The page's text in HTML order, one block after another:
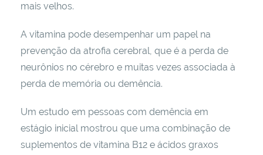
mais velhos.
A vitamina pode desempenhar um papel na
prevenção da atrofia cerebral, que é a perda de
neurônios no cérebro e muitas vezes associada à
perda de memória ou demência.
Um estudo em pessoas com demência em
estágio inicial mostrou que uma combinação de
suplementos de vitamina B12 e ácidos graxos